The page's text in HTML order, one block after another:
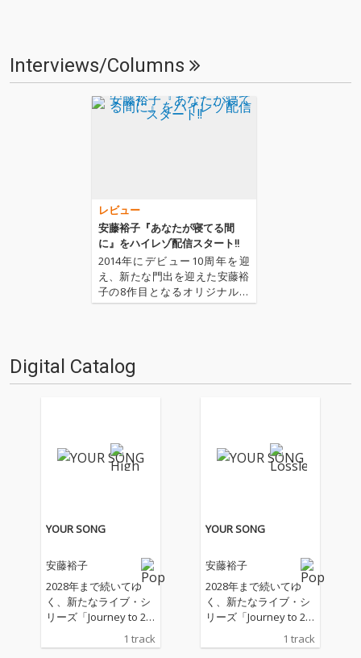
Interviews/Columns
レビュー
安藤裕子『あなたが寝てる間
に』をハイレゾ配信スタート!!
2014年にデビュー10周年を迎
え、新たな門出を迎えた安藤裕
子の8作目となるオリジナル・
アルバムが届きました。大泉洋
活動の幅を拡げるなか紡がれた
本作には、矢野顕子の最新作…
Digital Catalog
YOUR SONG
安藤裕子
2028年まで続いてゆ
く、新たなライブ・シ
リーズ「Journey to 20
28“Happy Go Lucky”」
の第一回が7月12日、1
1 track
YOUR SONG
安藤裕子
2028年まで続いてゆ
く、新たなライブ・シ
リーズ「Journey to 20
28“Happy Go Lucky”」
の第一回が7月12日、1
1 track